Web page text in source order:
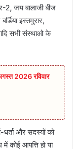
2, जय बालाजी बीज
इस्तमुरार,
सभी संस्थाओ के
2026 रविवार
धर्ता और सदस्यों को
कोई आपत्ति हो या